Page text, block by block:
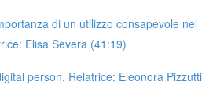
di un utilizzo consapevole nel
Elisa Severa (41:19)
person. Relatrice: Eleonora Pizzutti